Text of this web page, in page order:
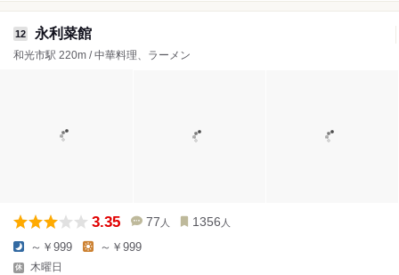
12 永利菜館
和光市駅 220m / 中華料理、ラーメン
3.35 77 人 1356 人
～￥999 ～￥999
木曜日